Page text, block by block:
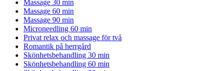
Massage 30 min
Massage 60 min
Massage 90 min
Microneedling 60 min
Privat relax och massage för två
Romantik på herrgård
Skönhetsbehandling 30 min
Skönhetsbehandling 60 min